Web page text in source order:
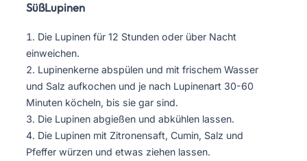
SüßLupinen
Die Lupinen für 12 Stunden oder über Nacht
einweichen.
Lupinenkerne abspülen und mit frischem Wasser
und Salz aufkochen und je nach Lupinenart 30-60
Minuten köcheln, bis sie gar sind.
Die Lupinen abgießen und abkühlen lassen.
Die Lupinen mit Zitronensaft, Cumin, Salz und
Pfeffer würzen und etwas ziehen lassen.